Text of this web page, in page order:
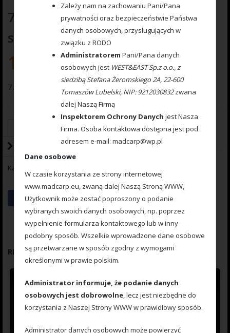
777 000 258 Drabinka do zestawów
spławikowych
1.60 zł
777 000 258 Drabinka do zestawów spławikowych
Dodaj do koszyka
Kategoria:
RELATED PRODUCTS
Zależy nam na zachowaniu Pani/Pana
prywatności oraz bezpieczeństwie Państwa
danych osobowych, przysługujących w
związku z RODO
Administratorem Pani/Pana danych
osobowych jest WEST&EAST Sp.z o.o., z
siedzibą Stefana Żeromskiego 2A, 22-600
Tomaszów Lubelski, NIP: 9212030832zwana
dalej Naszą Firmą
Inspektorem Ochrony Danych jest Nasza
Firma. Osoba kontaktowa dostępna jest pod
adresem e-mail: madcarp@wp.pl
Dane osobowe
W czasie korzystania ze strony internetowej
www.madcarp.eu, zwaną dalej Naszą Stroną WWW,
Użytkownik może zostać poproszony o podanie
wybranych swoich danych osobowych, np. poprzez
wypełnienie formularza kontaktowego lub w inny
podobny sposób. Wszelkie wprowadzone dane osobowe
są przetwarzane w sposób zgodny z wymogami
określonymi w prawie polskim.
Administrator informuje, że podanie danych
osobowych jest dobrowolne, lecz jest niezbędne do
korzystania z Naszej Strony WWW w prawidłowy sposób.
Administrator danych osobowych może powierzyć